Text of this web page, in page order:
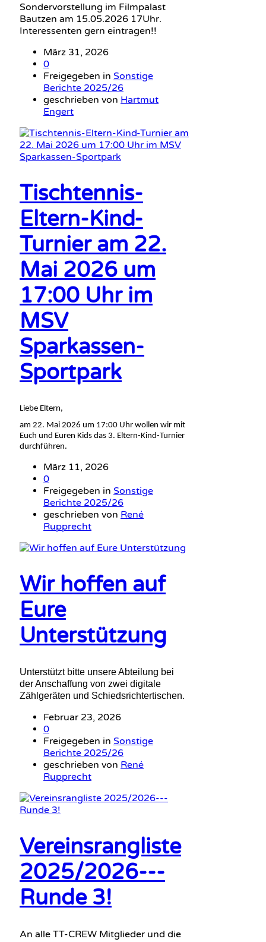
Sondervorstellung im Filmpalast
Bautzen am 15.05.2026 17Uhr.
Interessenten gern eintragen!!
März 31, 2026
0
Freigegeben in Sonstige
Berichte 2025/26
geschrieben von Hartmut
Engert
Tischtennis-
Eltern-Kind-
Turnier am 22.
Mai 2026 um
17:00 Uhr im
MSV
Sparkassen-
Sportpark
Liebe Eltern,
am 22. Mai 2026 um 17:00 Uhr wollen wir mit
Euch und Euren Kids das 3. Eltern-Kind-Turnier
durchführen.
März 11, 2026
0
Freigegeben in Sonstige
Berichte 2025/26
geschrieben von René
Rupprecht
Wir hoffen auf
Eure
Unterstützung
Unterstützt bitte unsere Abteilung bei
der Anschaffung von zwei digitale
Zählgeräten und Schiedsrichtertischen.
Februar 23, 2026
0
Freigegeben in Sonstige
Berichte 2025/26
geschrieben von René
Rupprecht
Vereinsrangliste
2025/2026---
Runde 3!
An alle TT-CREW Mitglieder und die